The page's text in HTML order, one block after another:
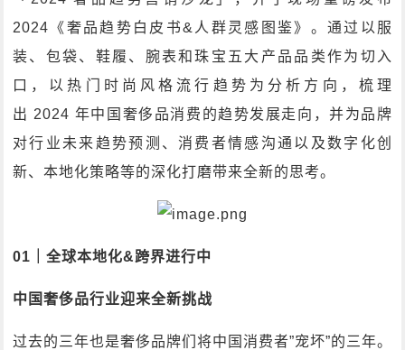
2024《奢品趋势白皮书&人群灵感图鉴》。通过以服
装、包袋、鞋履、腕表和珠宝五大产品品类作为切入
口，以热门时尚风格流行趋势为分析方向，梳理
出 2024 年中国奢侈品消费的趋势发展走向，并为品牌
对行业未来趋势预测、消费者情感沟通以及数字化创
新、本地化策略等的深化打磨带来全新的思考。
01｜全球本地化&跨界进行中
中国奢侈品行业迎来全新挑战
过去的三年也是奢侈品牌们将中国消费者”宠坏”的三年。